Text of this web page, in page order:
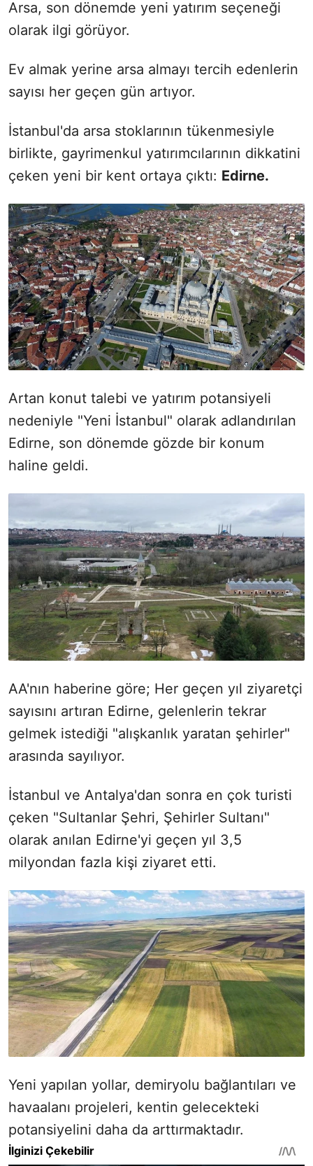
Arsa, son dönemde yeni yatırım seçeneği
olarak ilgi görüyor.
Ev almak yerine arsa almayı tercih edenlerin
sayısı her geçen gün artıyor.
İstanbul'da arsa stoklarının tükenmesiyle
birlikte, gayrimenkul yatırımcılarının dikkatini
çeken yeni bir kent ortaya çıktı: Edirne.
Artan konut talebi ve yatırım potansiyeli
nedeniyle "Yeni İstanbul" olarak adlandırılan
Edirne, son dönemde gözde bir konum
haline geldi.
AA'nın haberine göre; Her geçen yıl ziyaretçi
sayısını artıran Edirne, gelenlerin tekrar
gelmek istediği "alışkanlık yaratan şehirler"
arasında sayılıyor.
İstanbul ve Antalya'dan sonra en çok turisti
çeken "Sultanlar Şehri, Şehirler Sultanı"
olarak anılan Edirne'yi geçen yıl 3,5
milyondan fazla kişi ziyaret etti.
Yeni yapılan yollar, demiryolu bağlantıları ve
havaalanı projeleri, kentin gelecekteki
potansiyelini daha da arttırmaktadır.